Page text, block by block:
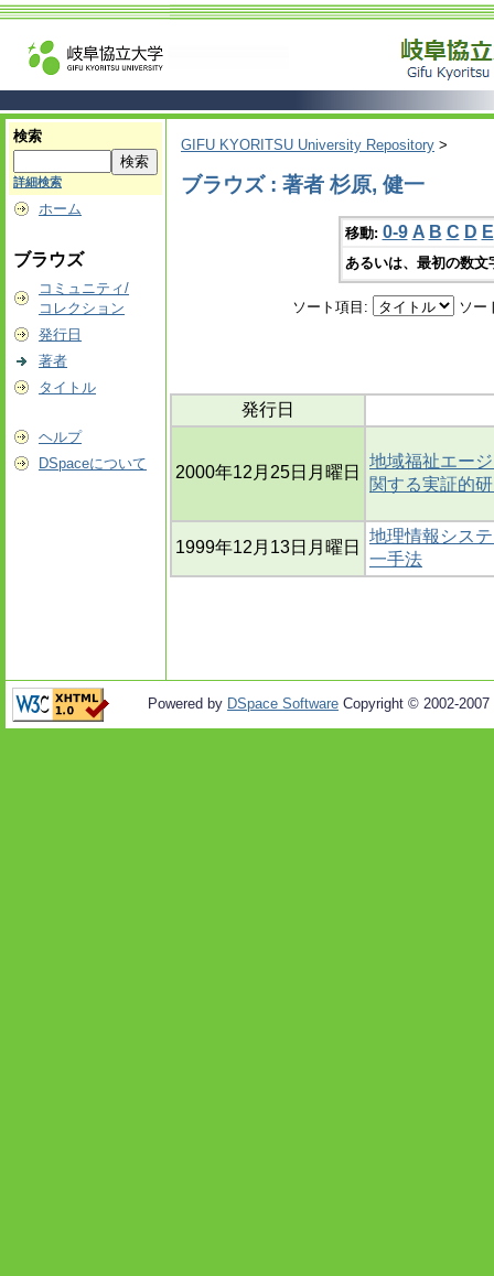
検索
詳細検索
ホーム
ブラウズ
コミュニティ/
コレクション
発行日
著者
タイトル
ヘルプ
DSpaceについて
GIFU KYORITSU University Repository >
ブラウズ : 著者 杉原, 健一
移動: 0-9 A B C D E
あるいは、最初の数
ソート項目: ソー
発行日
2000年12月25日月曜日
地域福祉エー
関する実証的
1999年12月13日月曜日
地理情報シス
一手法
Powered by DSpace Software Copyright © 2002-2007